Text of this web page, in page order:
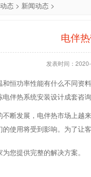
态 > 新闻动态 >
电伴
发表时间：
和恒功率性能有什么不同资
伴热系统安装设计成套咨询
不断发展，电伴热市场上越
使用将受到影响。为了让
您提供完整的解决方案。